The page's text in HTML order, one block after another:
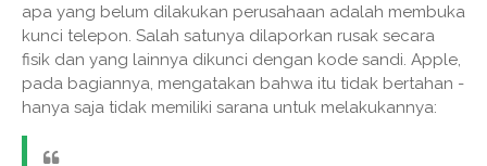
apa yang belum dilakukan perusahaan adalah membuka
kunci telepon. Salah satunya dilaporkan rusak secara
fisik dan yang lainnya dikunci dengan kode sandi. Apple,
pada bagiannya, mengatakan bahwa itu tidak bertahan -
hanya saja tidak memiliki sarana untuk melakukannya: